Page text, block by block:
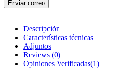
Enviar correo
Descripción
Características técnicas
Adjuntos
Reviews (0)
Opiniones Verificadas(1)